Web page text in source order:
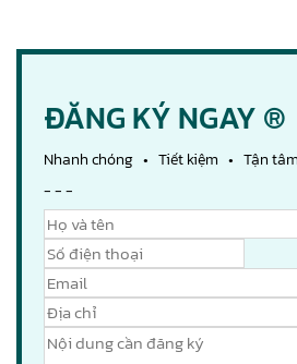
ĐĂNG KÝ NGAY ®
Nhanh chóng • Tiết kiệm • Tận tâm
- - -